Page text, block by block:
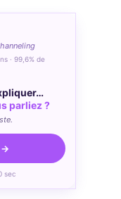
· 99,6% de
parliez ?
→
sec